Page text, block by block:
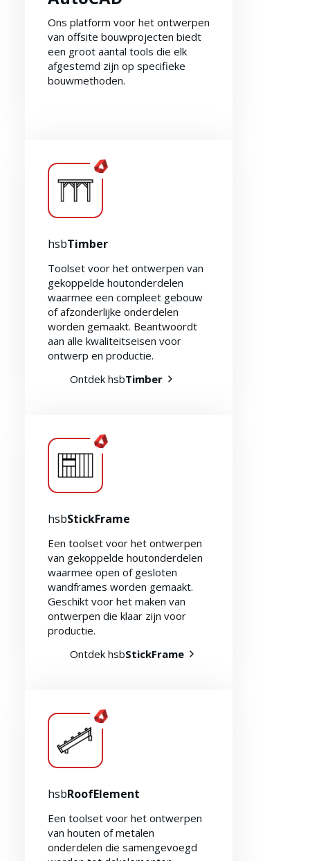
Extra informatie
Ons platform voor het ontwerpen
van offsite bouwprojecten biedt
een groot aantal tools die elk
afgestemd zijn op specifieke
bouwmethoden.
hsbTimber
Toolset voor het ontwerpen van
gekoppelde houtonderdelen
waarmee een compleet gebouw
of afzonderlijke onderdelen
worden gemaakt. Beantwoordt
aan alle kwaliteitseisen voor
ontwerp en productie.
Ontdek hsbTimber
hsbStickFrame
Een toolset voor het ontwerpen
van gekoppelde houtonderdelen
waarmee open of gesloten
wandframes worden gemaakt.
Geschikt voor het maken van
ontwerpen die klaar zijn voor
productie.
Ontdek hsbStickFrame
hsbRoofElement
Een toolset voor het ontwerpen
van houten of metalen
onderdelen die samengevoegd